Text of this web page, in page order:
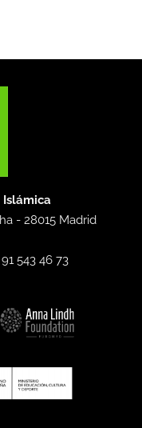
Islámica
-28015 Madrid
543 46 73